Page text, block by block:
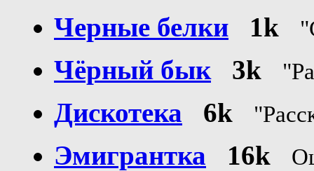
Черные белки 1k
Чёрный бык 3k
Дискотека 6k
Эмигрантка 16k